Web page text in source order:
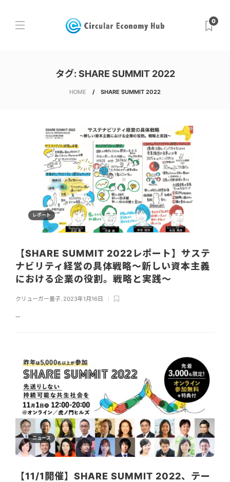
0
タグ: SHARE SUMMIT 2022
HOME SHARE SUMMIT 2022
レポート
【SHARE SUMMIT 2022レポート】サステ
ナビリティ経営の具体戦略〜新しい資本主義
における企業の役割。戦略と実践〜
クリューガー量子 2023年1月16日
...
ニュース
【11/1開催】SHARE SUMMIT 2022、テー